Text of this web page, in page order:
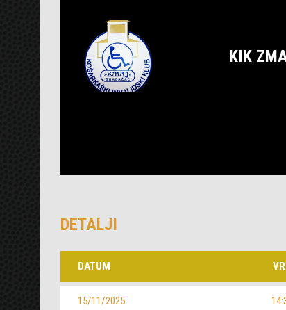
KIK
DETALJI
DATUM
15/11/2025